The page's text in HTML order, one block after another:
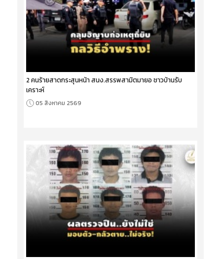
2 คนร้ายสาดกระสุนหน้า สนง.สรรพสามิตมายอ ชาวบ้านรับ
เคราะห์
05 สิงหาคม 2569